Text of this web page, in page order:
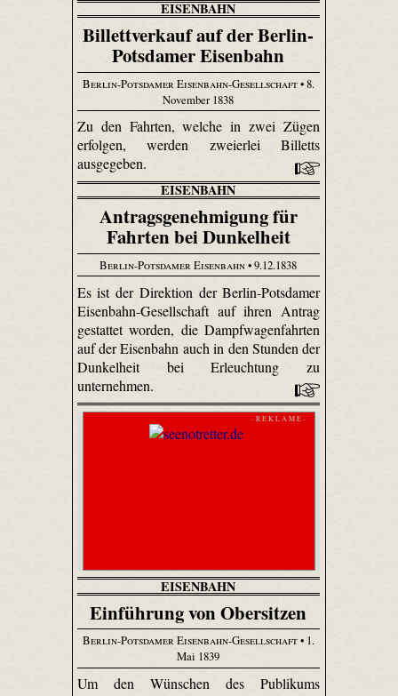
EISENBAHN
Billettverkauf auf der Berlin-
Potsdamer Eisenbahn
Berlin-Potsdamer Eisenbahn-Gesellschaft• 8.
November 1838
Zu den Fahrten, welche in zwei Zügen
erfolgen, werden zweierlei Billetts
ausgegeben.
EISENBAHN
Antragsgenehmigung für
Fahrten bei Dunkelheit
Berlin-Potsdamer Eisenbahn• 9.12.1838
Es ist der Direktion der Berlin-Potsdamer
Eisenbahn-Gesellschaft auf ihren Antrag
gestattet worden, die Dampfwagenfahrten
auf der Eisenbahn auch in den Stunden der
Dunkelheit bei Erleuchtung zu
unternehmen.
- R E K L A M E -
EISENBAHN
Einführung von Obersitzen
Berlin-Potsdamer Eisenbahn-Gesellschaft• 1.
Mai 1839
Um den Wünschen des Publikums